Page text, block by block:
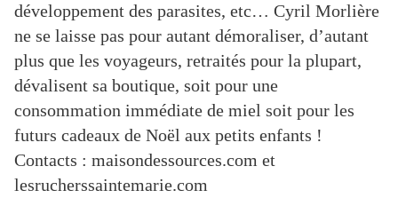
développement des parasites, etc… Cyril Morlière
ne se laisse pas pour autant démoraliser, d’autant
plus que les voyageurs, retraités pour la plupart,
dévalisent sa boutique, soit pour une
consommation immédiate de miel soit pour les
futurs cadeaux de Noël aux petits enfants !
Contacts : maisondessources.com et
lesrucherssaintemarie.com